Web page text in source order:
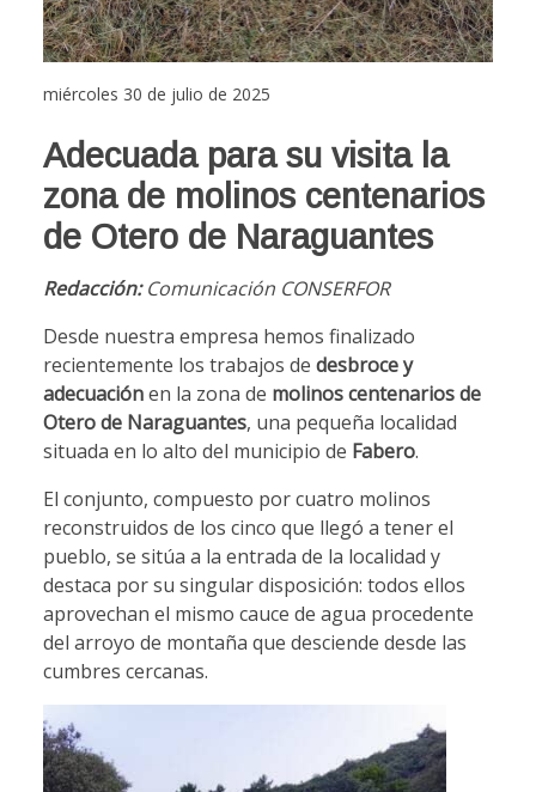
miércoles 30 de julio de 2025
Adecuada para su visita la
zona de molinos centenarios
de Otero de Naraguantes
Redacción:Comunicación CONSERFOR
Desde nuestra empresa hemos finalizado
recientemente los trabajos de desbroce y
adecuaciónen la zona de molinos centenarios de
Otero de Naraguantes, una pequeña localidad
situada en lo alto del municipio de Fabero.
El conjunto, compuesto por cuatro molinos
reconstruidos de los cinco que llegó a tener el
pueblo, se sitúa a la entrada de la localidad y
destaca por su singular disposición: todos ellos
aprovechan el mismo cauce de agua procedente
del arroyo de montaña que desciende desde las
cumbres cercanas.